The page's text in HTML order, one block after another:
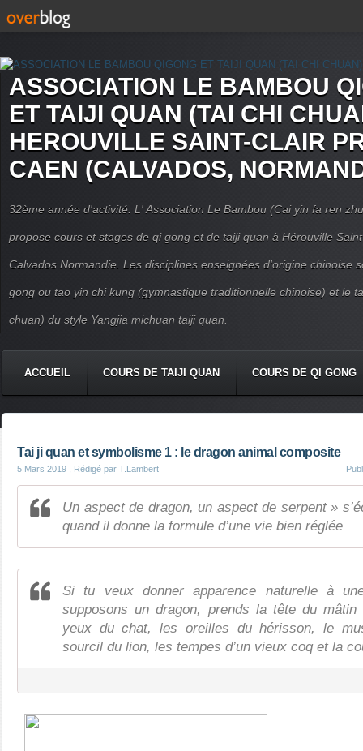
ASSOCIATION LE BAMBOU
ET TAIJI QUAN (TAI CHI
HEROUVILLE SAINT-CLAIR
CAEN (CALVADOS,
32ème année d'activité. L' Association Le Bambou (Cai yin fa ren
propose cours et stages de qi gong et de taiji quan à Hérouville
Calvados Normandie. Les disciplines enseignées d'origine chinoise
gong ou tao yin chi kung (gymnastique traditionnelle chinoise) et le
chuan) du style Yangjia michuan taiji quan.
ACCUEIL COURS DE TAIJI QUAN COURS DE QI GONG
Tai ji quan et symbolisme 1 : le dragon animal composite
5 Mars 2019 , Rédigé par T.Lambert
Un aspect de dragon, un aspect de serpent »
quand il donne la formule d’une vie bien réglée
Si tu veux donner apparence naturelle à
supposons un dragon, prends la tête du
yeux du chat, les oreilles du hérisson, le
sourcil du lion, les tempes d’un vieux coq et la